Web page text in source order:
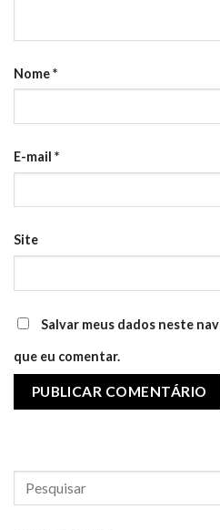
Nome*
E-mail *
Site
Salvar meus dados neste
que eu comentar.